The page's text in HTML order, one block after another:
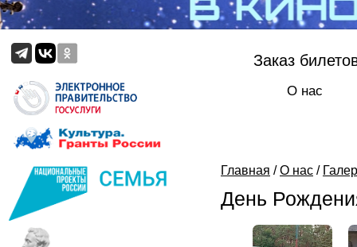
Заказ
О нас
Главная / О нас /
День